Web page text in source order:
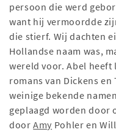
persoon die werd
want hij vermoordde
die stierf. Wij dachten
Hollandse naam was,
wereld voor. Abel
romans van Dickens
weinige bekende
geplaagd worden door
doorAmy Pohler en